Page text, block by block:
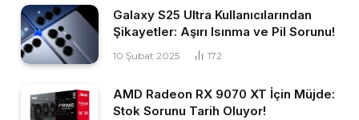
Galaxy S25 Ultra Kullanıcılarından
Şikayetler: Aşırı Isınma ve Pil Sorunu!
10 Şubat 2025 172
AMD Radeon RX 9070 XT İçin Müjde:
Stok Sorunu Tarih Oluyor!